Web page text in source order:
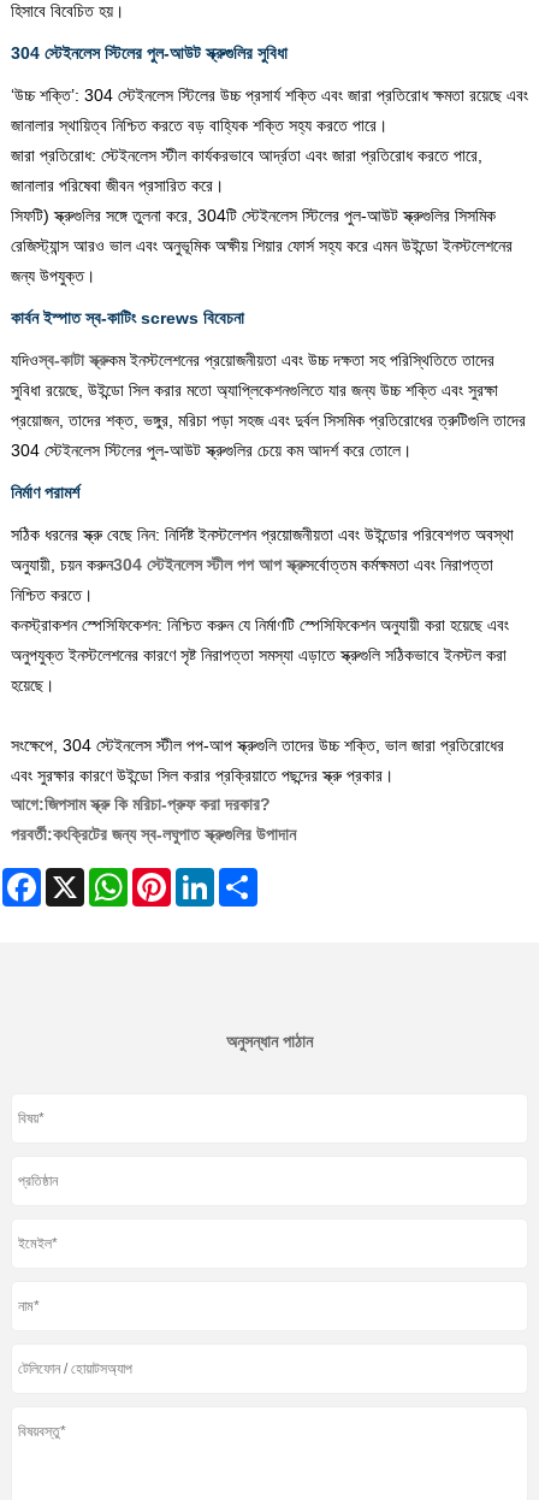
হিসাবে বিবেচিত হয়।
304 স্টেইনলেস স্টিলের পুল-আউট স্ক্রুগুলির সুবিধা
‘উচ্চ শক্তি’: 304 স্টেইনলেস স্টিলের উচ্চ প্রসার্য শক্তি এবং জারা প্রতিরোধ ক্ষমতা রয়েছে এবং
জানালার স্থায়িত্ব নিশ্চিত করতে বড় বাহ্যিক শক্তি সহ্য করতে পারে।
‌জারা প্রতিরোধ: স্টেইনলেস স্টীল কার্যকরভাবে আর্দ্রতা এবং জারা প্রতিরোধ করতে পারে,
জানালার পরিষেবা জীবন প্রসারিত করে।
‌‌‌‌‌‌‌‌‌‌‌‌‌‌‌‌‌‌‌‌‌‌‌‌‌‌‌‌‌‌‌‌‌‌‌‌‌‌‌‌‌‌‌‌‌‌‌‌‌‌‌‌‌‌সিফটি) স্ক্রুগুলির সঙ্গে তুলনা করে, 304টি স্টেইনলেস স্টিলের পুল-আউট স্ক্রুগুলির সিসমিক
রেজিস্ট্যান্স আরও ভাল এবং অনুভূমিক অক্ষীয় শিয়ার ফোর্স সহ্য করে এমন উইন্ডো ইনস্টলেশনের
জন্য উপযুক্ত।
কার্বন ইস্পাত স্ব-কাটিং screws বিবেচনা
যদিওস্ব-কাটা স্ক্রুকম ইনস্টলেশনের প্রয়োজনীয়তা এবং উচ্চ দক্ষতা সহ পরিস্থিতিতে তাদের
সুবিধা রয়েছে, উইন্ডো সিল করার মতো অ্যাপ্লিকেশনগুলিতে যার জন্য উচ্চ শক্তি এবং সুরক্ষা
প্রয়োজন, তাদের শক্ত, ভঙ্গুর, মরিচা পড়া সহজ এবং দুর্বল সিসমিক প্রতিরোধের ত্রুটিগুলি তাদের
304 স্টেইনলেস স্টিলের পুল-আউট স্ক্রুগুলির চেয়ে কম আদর্শ করে তোলে।
নির্মাণ পরামর্শ
সঠিক ধরনের স্ক্রু বেছে নিন: নির্দিষ্ট ইনস্টলেশন প্রয়োজনীয়তা এবং উইন্ডোর পরিবেশগত অবস্থা
অনুযায়ী, চয়ন করুন304 স্টেইনলেস স্টীল পপ আপ স্ক্রুসর্বোত্তম কর্মক্ষমতা এবং নিরাপত্তা
নিশ্চিত করতে।
‌কনস্ট্রাকশন স্পেসিফিকেশন: নিশ্চিত করুন যে নির্মাণটি স্পেসিফিকেশন অনুযায়ী করা হয়েছে এবং
অনুপযুক্ত ইনস্টলেশনের কারণে সৃষ্ট নিরাপত্তা সমস্যা এড়াতে স্ক্রুগুলি সঠিকভাবে ইনস্টল করা
হয়েছে।
সংক্ষেপে, ‌304 স্টেইনলেস স্টীল পপ-আপ স্ক্রুগুলি তাদের উচ্চ শক্তি, ভাল জারা প্রতিরোধের
এবং সুরক্ষার কারণে উইন্ডো সিল করার প্রক্রিয়াতে পছন্দের স্ক্রু প্রকার।
আগে:জিপসাম স্ক্রু কি মরিচা-প্রুফ করা দরকার?
পরবর্তী:কংক্রিটের জন্য স্ব-লঘুপাত স্ক্রুগুলির উপাদান
Facebook
X WhatsAppPinterestLinkedIn
অনুসন্ধান পাঠান